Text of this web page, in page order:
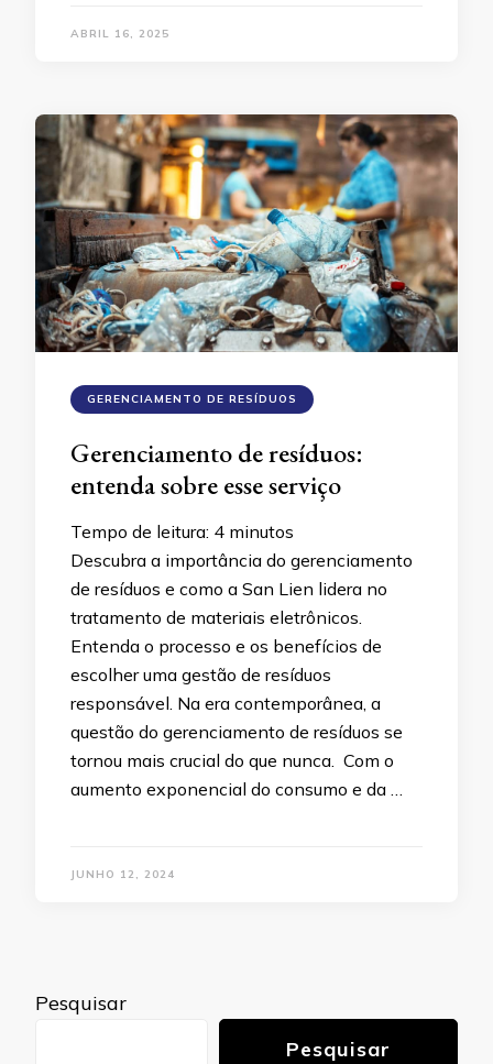
ABRIL 16, 2025
GERENCIAMENTO DE RESÍDUOS
Gerenciamento de resíduos:
entenda sobre esse serviço
Tempo de leitura: 4 minutos
Descubra a importância do gerenciamento
de resíduos e como a San Lien lidera no
tratamento de materiais eletrônicos.
Entenda o processo e os benefícios de
escolher uma gestão de resíduos
responsável. Na era contemporânea, a
questão do gerenciamento de resíduos se
tornou mais crucial do que nunca. Com o
aumento exponencial do consumo e da …
JUNHO 12, 2024
Pesquisar
Pesquisar